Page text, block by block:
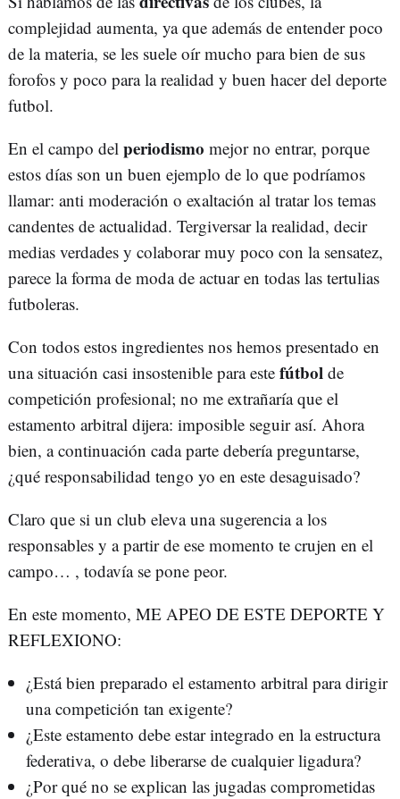
complejidad aumenta, ya que además de entender poco
de la materia, se les suele oír mucho para bien de sus
forofos y poco para la realidad y buen hacer del deporte
futbol.
En el campo del periodismo mejor no entrar, porque
estos días son un buen ejemplo de lo que podríamos
llamar: anti moderación o exaltación al tratar los temas
candentes de actualidad. Tergiversar la realidad, decir
medias verdades y colaborar muy poco con la sensatez,
parece la forma de moda de actuar en todas las tertulias
futboleras.
Con todos estos ingredientes nos hemos presentado en
una situación casi insostenible para este fútbol de
competición profesional; no me extrañaría que el
estamento arbitral dijera: imposible seguir así. Ahora
bien, a continuación cada parte debería preguntarse,
¿qué responsabilidad tengo yo en este desaguisado?
Claro que si un club eleva una sugerencia a los
responsables y a partir de ese momento te crujen en el
campo… , todavía se pone peor.
En este momento, ME APEO DE ESTE DEPORTE Y
REFLEXIONO:
¿Está bien preparado el estamento arbitral para dirigir
una competición tan exigente?
¿Este estamento debe estar integrado en la estructura
federativa, o debe liberarse de cualquier ligadura?
¿Por qué no se explican las jugadas comprometidas